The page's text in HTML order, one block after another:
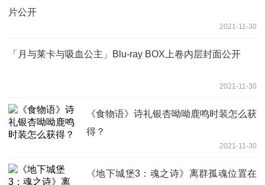
片公开
2021-11-30
「月与莱卡与吸血公主」Blu-ray BOX上卷内层封面公开
2021-11-30
《食物语》诗礼银杏呦呦鹿鸣时装怎么获
得？
2021-11-30
《地下城堡3：魂之诗》离群孤魂位置在